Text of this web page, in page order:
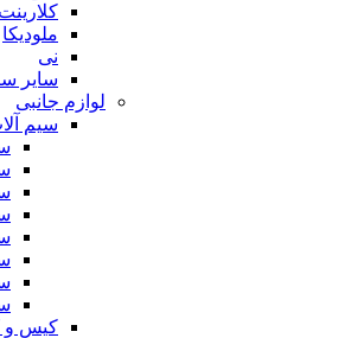
کلارینت
ملودیکا
نی
سایر
لوازم جانبی
سیم
کیس و